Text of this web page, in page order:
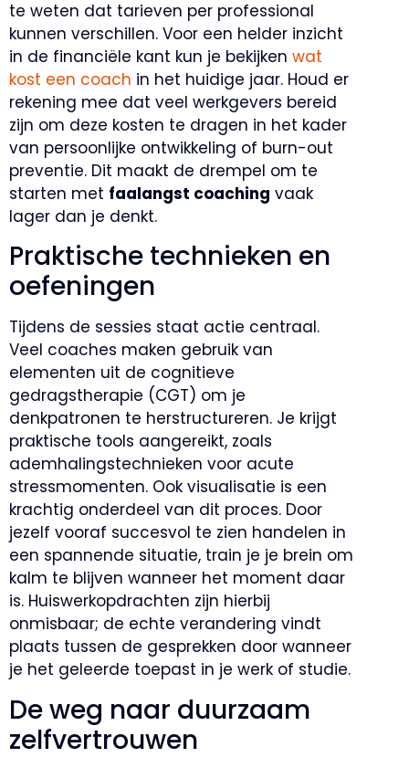
te weten dat tarieven per professional
kunnen verschillen. Voor een helder inzicht
in de financiële kant kun je bekijken wat
kost een coach in het huidige jaar. Houd er
rekening mee dat veel werkgevers bereid
zijn om deze kosten te dragen in het kader
van persoonlijke ontwikkeling of burn-out
preventie. Dit maakt de drempel om te
starten met faalangst coaching vaak
lager dan je denkt.
Praktische technieken en
oefeningen
Tijdens de sessies staat actie centraal.
Veel coaches maken gebruik van
elementen uit de cognitieve
gedragstherapie (CGT) om je
denkpatronen te herstructureren. Je krijgt
praktische tools aangereikt, zoals
ademhalingstechnieken voor acute
stressmomenten. Ook visualisatie is een
krachtig onderdeel van dit proces. Door
jezelf vooraf succesvol te zien handelen in
een spannende situatie, train je je brein om
kalm te blijven wanneer het moment daar
is. Huiswerkopdrachten zijn hierbij
onmisbaar; de echte verandering vindt
plaats tussen de gesprekken door wanneer
je het geleerde toepast in je werk of studie.
De weg naar duurzaam
zelfvertrouwen